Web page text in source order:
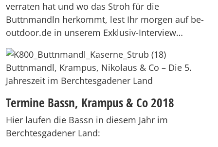
verraten hat und wo das Stroh für die
Buttnmandln herkommt, lest Ihr morgen auf be-
outdoor.de in unserem Exklusiv-Interview…
Buttnmandl, Krampus, Nikolaus & Co – Die 5.
Jahreszeit im Berchtesgadener Land
Termine Bassn, Krampus & Co 2018
Hier laufen die Bassn in diesem Jahr im
Berchtesgadener Land: